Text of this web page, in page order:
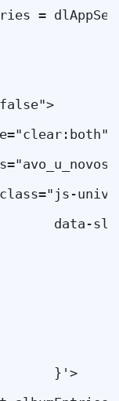
=
data-
}'>